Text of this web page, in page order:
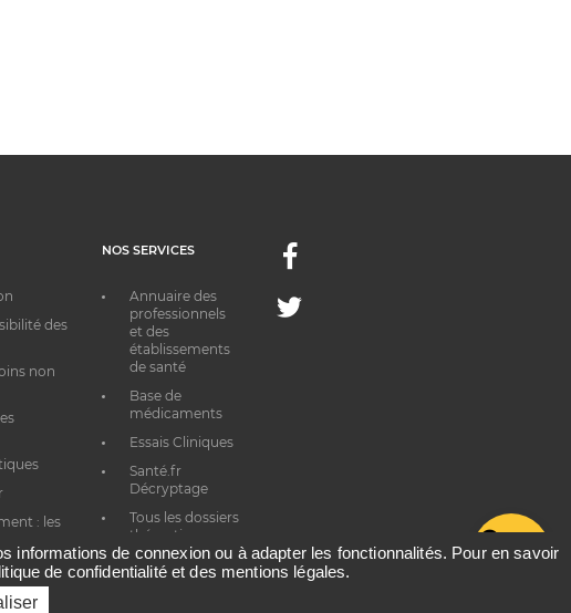
des
non
: les
NOS SERVICES
Annuaire des
professionnels
et des
établissements
de santé
Base de
médicaments
Essais Cliniques
Santé.fr
Décryptage
Tous les dossiers
thématiques
Facebook
Twitter
informations de connexion ou à adapter les fonctionnalités. Pour en savoir
de confidentialité et des mentions légales.